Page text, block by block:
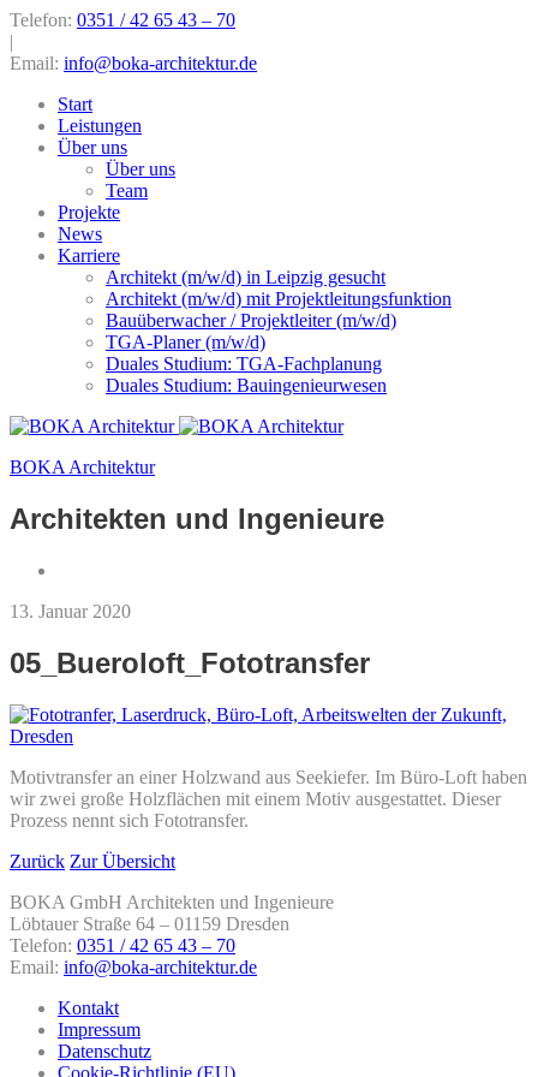
Telefon: 0351 / 42 65 43 – 70
|
Email: info@boka-architektur.de
Start
Leistungen
Über uns
Über uns
Team
Projekte
News
Karriere
Architekt (m/w/d) in Leipzig gesucht
Architekt (m/w/d) mit Projektleitungsfunktion
Bauüberwacher / Projektleiter (m/w/d)
TGA-Planer (m/w/d)
Duales Studium: TGA-Fachplanung
Duales Studium: Bauingenieurwesen
BOKA Architektur
Architekten und Ingenieure
13. Januar 2020
05_Bueroloft_Fototransfer
Motivtransfer an einer Holzwand aus Seekiefer. Im Büro-Loft haben
wir zwei große Holzflächen mit einem Motiv ausgestattet. Dieser
Prozess nennt sich Fototransfer.
Zurück Zur Übersicht
BOKA GmbH Architekten und Ingenieure
Löbtauer Straße 64 – 01159 Dresden
Telefon: 0351 / 42 65 43 – 70
Email: info@boka-architektur.de
Kontakt
Impressum
Datenschutz
Cookie-Richtlinie (EU)